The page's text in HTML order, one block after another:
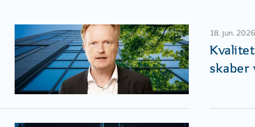
18. jun.